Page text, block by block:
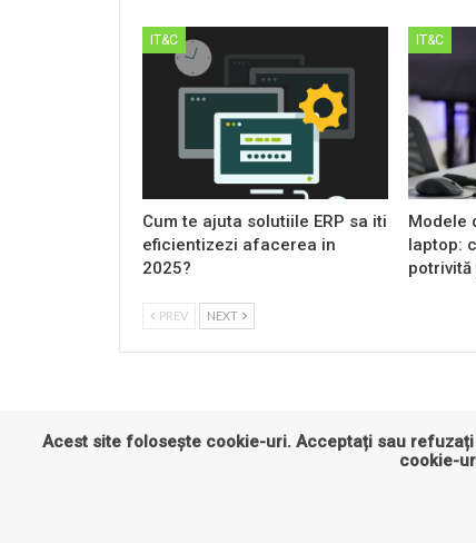
IT&C
Cum te ajuta solutiile ERP sa iti
eficientizezi afacerea in
2025?
IT&C
Modele
laptop:
PREV NEXT
Acest site folosește cookie-uri. Acceptați sau
cookie-